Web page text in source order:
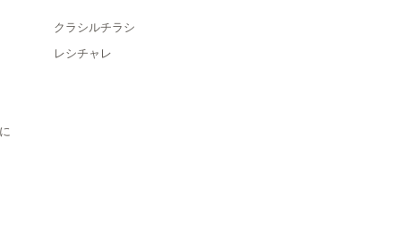
クラシルチラシ
レシチャレ